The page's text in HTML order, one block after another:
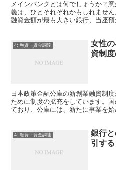
メインバンクとは何でしょうか？
義は、ひとそれぞれかもしれませ
融資金額が最も大きい銀行、当座
4: 融資・資金調達
女性
資制度
日本政策金融公庫の新創業融資制
ために制度の拡充をしています。
ており、公庫には、新たに事業を
4: 融資・資金調達
銀行
引する